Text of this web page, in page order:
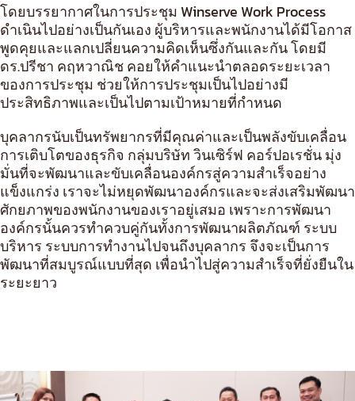
โดยบรรยากาศในการประชุม Winserve Work Process
ดำเนินไปอย่างเป็นกันเอง ผู้บริหารและพนักงานได้มีโอกาส
พูดคุยและแลกเปลี่ยนความคิดเห็นซึ่งกันและกัน โดยมี
ดร.ปรีชา คฤหวาณิช คอยให้คำแนะนำตลอดระยะเวลา
ของการประชุม ช่วยให้การประชุมเป็นไปอย่างมี
ประสิทธิภาพและเป็นไปตามเป้าหมายที่กำหนด
บุคลากรนับเป็นทรัพยากรที่มีคุณค่าและเป็นพลังขับเคลื่อน
การเติบโตของธุรกิจ กลุ่มบริษัท วินเซิร์ฟ คอร์ปอเรชั่น มุ่ง
มั่นที่จะพัฒนาและขับเคลื่อนองค์กรสู่ความสำเร็จอย่าง
แข็งแกร่ง เราจะไม่หยุดพัฒนาองค์กรและจะส่งเสริมพัฒนา
ศักยภาพของพนักงานของเราอยู่เสมอ เพราะการพัฒนา
องค์กรนั้นควรทำควบคู่กันทั้งการพัฒนาผลิตภัณฑ์ ระบบ
บริหาร ระบบการทำงานไปจนถึงบุคลากร จึงจะเป็นการ
พัฒนาที่สมบูรณ์แบบที่สุด เพื่อนำไปสู่ความสำเร็จที่ยั่งยืนใน
ระยะยาว